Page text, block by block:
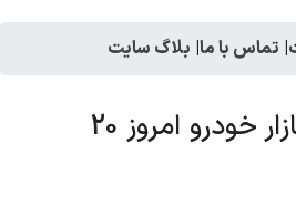
| تماس با ما| بلاگ سایت
کاهش قیمت بازار خودرو امروز 20